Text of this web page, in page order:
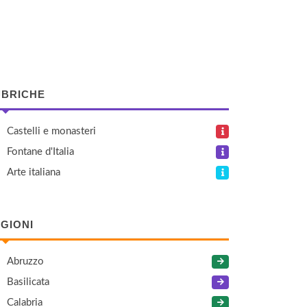
Castelli e monasteri
Fontane d'Italia
Arte italiana
Abruzzo
Basilicata
Calabria